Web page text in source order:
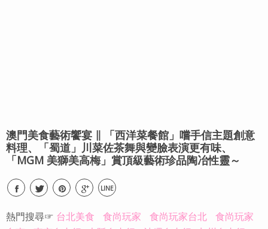
澳門美食藝術饗宴 ∥ 「西洋菜餐館」嚐手信主題創意
料理、「蜀道」川菜佐茶舞與變臉表演更有味、
「MGM 美獅美高梅」賞頂級藝術珍品陶冶性靈～
LINE
熱門搜尋☞ 台北美食 食尚玩家 食尚玩家台北
食尚玩家